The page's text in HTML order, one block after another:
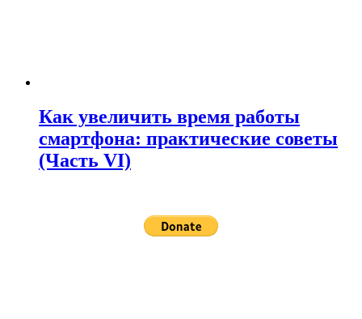
Как увеличить время работы
смартфона: практические советы
(Часть VI)